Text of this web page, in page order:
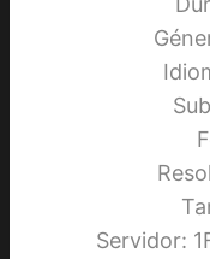
Servidor: